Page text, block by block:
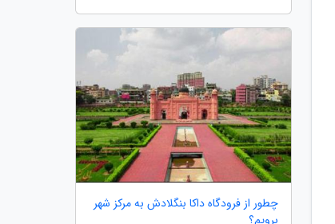
چطور از فرودگاه داکا بنگلادش به مرکز شهر
برویم؟